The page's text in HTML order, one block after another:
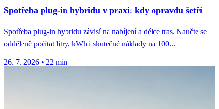
Spotřeba plug-in hybridu v praxi: kdy opravdu šetří
Spotřeba plug-in hybridu závisí na nabíjení a délce tras. Naučte se
odděleně počítat litry, kWh i skutečné náklady na 100...
26. 7. 2026 • 22 min